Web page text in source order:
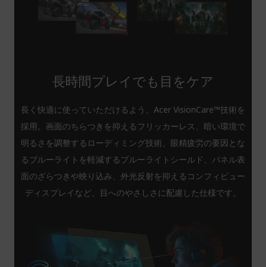
長時間プレイでも目をケア
長く快適に使っていただけるよう、Acer VisionCare™技術を
採用。画面のちらつきを抑えるフリッカーレス、暗い環境で
明るさを調整するローディミング技術、眼精疲労の要因とな
るブルーライトを軽減するブルーライトシールド、パネル表
面のざらつきや映り込み、外光反射を抑えるコンフィビュー
ディスプレイなど、目へのやさしさに配慮した仕様です。